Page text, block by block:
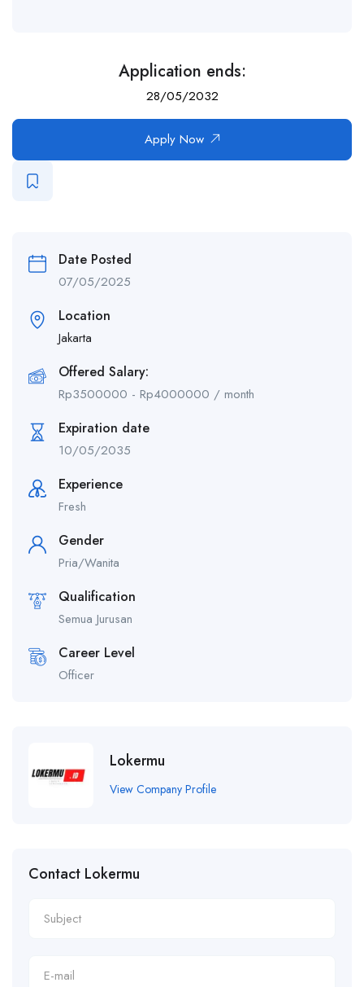
Application ends:
28/05/2032
Apply Now
Date Posted
07/05/2025
Location
Jakarta
Offered Salary:
Rp3500000 - Rp4000000 / month
Expiration date
10/05/2035
Experience
Fresh
Gender
Pria/Wanita
Qualification
Semua Jurusan
Career Level
Officer
Lokermu
View Company Profile
Contact Lokermu